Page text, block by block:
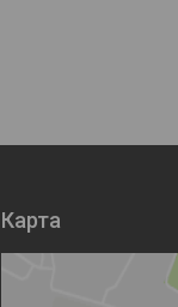
Карта